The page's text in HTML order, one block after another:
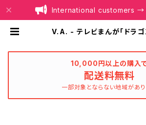
International customers →
V.A. - テレビまんが「ドラ
ECORDS®
10,000円以上の購入
配送料無料
一部対象とならない地域があ